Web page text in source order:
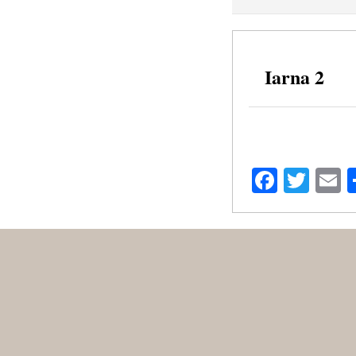
Iarna 2